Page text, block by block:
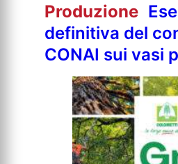
Produzione
definitiva del
CONAI sui vasi